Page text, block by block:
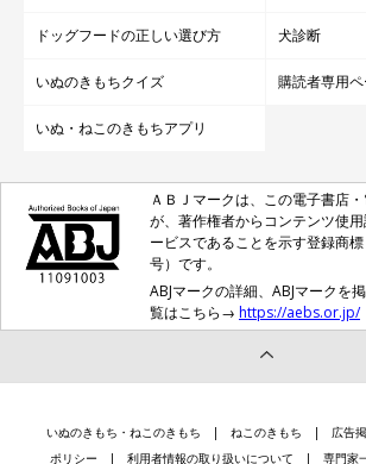
ドッグフードの正しい選び方 犬診断
いぬのきもちクイズ 購読者専用
いぬ・ねこのきもちアプリ
ＡＢＪマークは、この電子書店
が、著作権者からコンテンツ使
ービスであることを示す登録商
号）です。
ABJマークの詳細、ABJマークを
覧はこちら→ https://aebs.or.jp/
いぬのきもち・ねこのきもち ねこのきもち 広告
ポリシー
利用者情報の取り扱いについて 専門家